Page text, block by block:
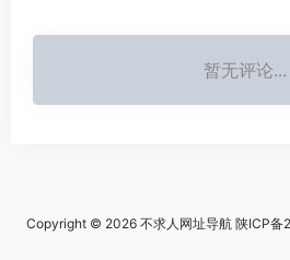
暂无评论...
Copyright © 2026 不求人网址导航 陕ICP备